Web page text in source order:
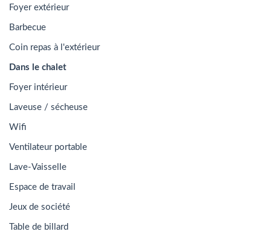
Foyer extérieur
Barbecue
Coin repas à l'extérieur
Dans le chalet
Foyer intérieur
Laveuse / sécheuse
Wifi
Ventilateur portable
Lave-Vaisselle
Espace de travail
Jeux de société
Table de billard